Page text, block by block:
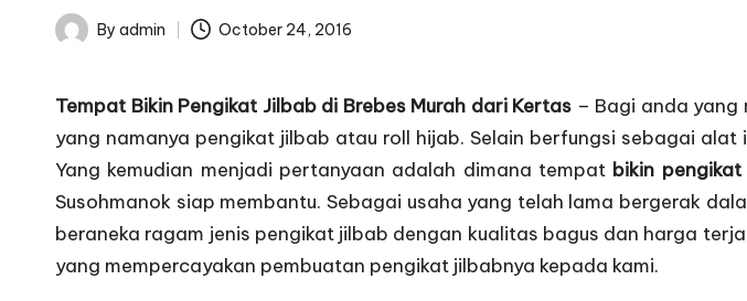
Posted
By admin October 24, 2016
Tempat Bikin Pengikat Jilbab di Brebes Murah dari Kertas – Bagi anda yang
yang namanya pengikat jilbab atau roll hijab. Selain berfungsi sebagai
Yang kemudian menjadi pertanyaan adalah dimana tempat bikin
Susohmanok siap membantu. Sebagai usaha yang telah lama bergerak
beraneka ragam jenis pengikat jilbab dengan kualitas bagus dan harga
yang mempercayakan pembuatan pengikat jilbabnya kepada kami.